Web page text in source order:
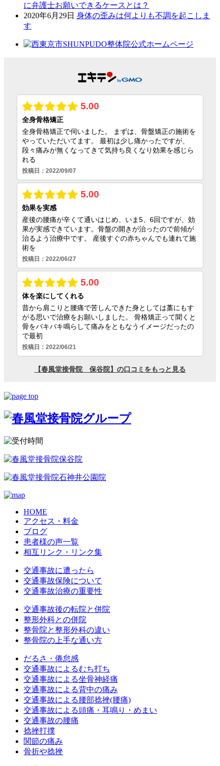
に弁護士お願いできるケースとは？
2020年6月29日 身体の歪みは何よりも不調を起こしま
す
HOME
アクセス・料金
ブログ
患者様の声一覧
相互リンク・リンク集
交通事故に遭ったら
交通事故保険について
交通事故治療の重要性
交通事故後の転院と併院
整形外科との併院
整骨院と整形外科の違い
整骨院の上手な通い方
だるさ・倦怠感
交通事故によるむち打ち
交通事故による坐骨神経痛
交通事故による背中の痛み
交通事故による腰部捻挫(腰痛)
交通事故による頭痛・耳鳴り・めまい
交通事故の腰痛
捻挫打撲
関節の痛み
骨折や捻挫